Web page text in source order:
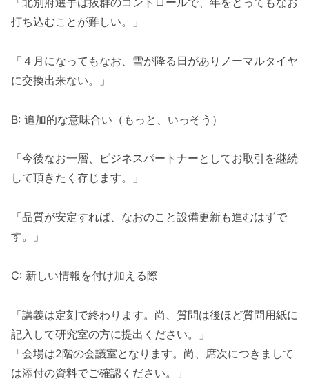
打ち込むことが難しい。」
「４月になってもなお、雪が降る日がありノーマルタイヤ
に交換出来ない。」
B: 追加的な意味合い（もっと、いっそう）
「今後なお一層、ビジネスパートナーとしてお取引を継続
して頂きたく存じます。」
「品質が安定すれば、なおのこと設備更新も進むはずで
す。」
C: 新しい情報を付け加える際
「講義は定刻で終わります。尚、質問は後ほど質問用紙に
記入して研究室の方に提出ください。」
「会場は2階の会議室となります。尚、席次につきまして
は添付の資料でご確認ください。」